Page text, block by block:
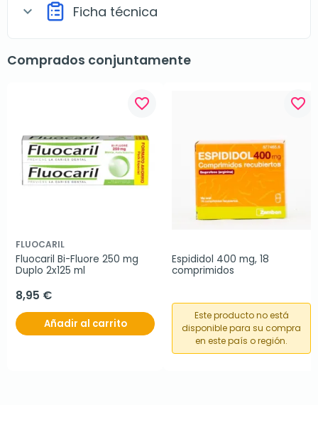
expand_more Ficha técnica
Comprados conjuntamente
favorite_border
FLUOCARIL
Fluocaril Bi-Fluore 250 mg
Duplo 2x125 ml
8,95 €
Añadir al carrito
favorite_border
Espididol 400 mg, 18
comprimidos
Este producto no está
disponible para su compra
en este país o región.